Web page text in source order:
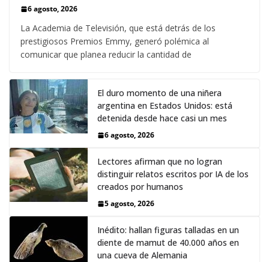
6 agosto, 2026
La Academia de Televisión, que está detrás de los
prestigiosos Premios Emmy, generó polémica al
comunicar que planea reducir la cantidad de
El duro momento de una niñera
argentina en Estados Unidos: está
detenida desde hace casi un mes
6 agosto, 2026
Lectores afirman que no logran
distinguir relatos escritos por IA de los
creados por humanos
5 agosto, 2026
Inédito: hallan figuras talladas en un
diente de mamut de 40.000 años en
una cueva de Alemania